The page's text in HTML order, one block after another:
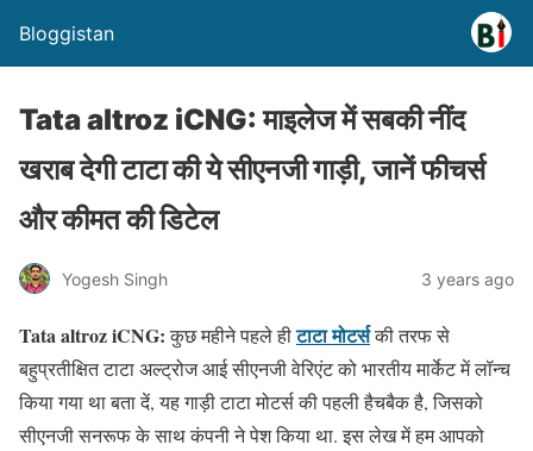
Bloggistan
Tata altroz iCNG: माइलेज में सबकी नींद
खराब देगी टाटा की ये सीएनजी गाड़ी, जानें फीचर्स
और कीमत की डिटेल
Yogesh Singh 3 years ago
Tata altroz iCNG:कुछ महीने पहले हीटाटा मोटर्सकी तरफ से
बहुप्रतीक्षित टाटा अल्ट्रोज आई सीएनजी वेरिएंट को भारतीय मार्केट में लॉन्च
किया गया था बता दें, यह गाड़ी टाटा मोटर्स की पहली हैचबैक है, जिसको
सीएनजी सनरूफ के साथ कंपनी ने पेश किया था. इस लेख में हम आपको